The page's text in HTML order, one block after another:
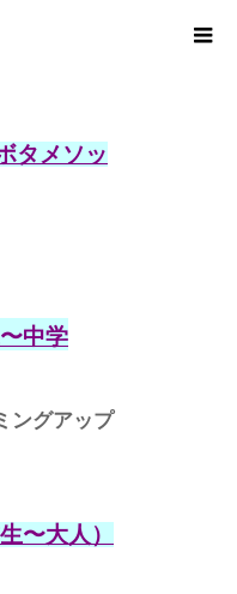
タメソッ
中学
ングアップ
〜大人）